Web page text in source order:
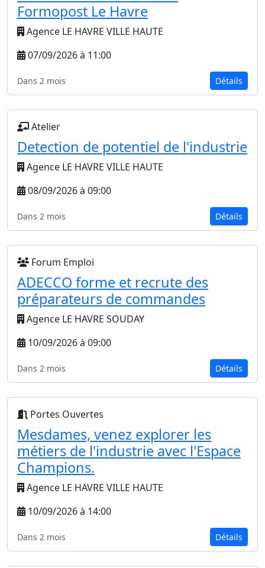
Formopost Le Havre
Agence LE HAVRE VILLE HAUTE
07/09/2026 à 11:00
Dans 2 mois Détails
Atelier
Detection de potentiel de l'industrie
Agence LE HAVRE VILLE HAUTE
08/09/2026 à 09:00
Dans 2 mois Détails
Forum Emploi
ADECCO forme et recrute des
préparateurs de commandes
Agence LE HAVRE SOUDAY
10/09/2026 à 09:00
Dans 2 mois Détails
Portes Ouvertes
Mesdames, venez explorer les
métiers de l'industrie avec l'Espace
Champions.
Agence LE HAVRE VILLE HAUTE
10/09/2026 à 14:00
Dans 2 mois Détails